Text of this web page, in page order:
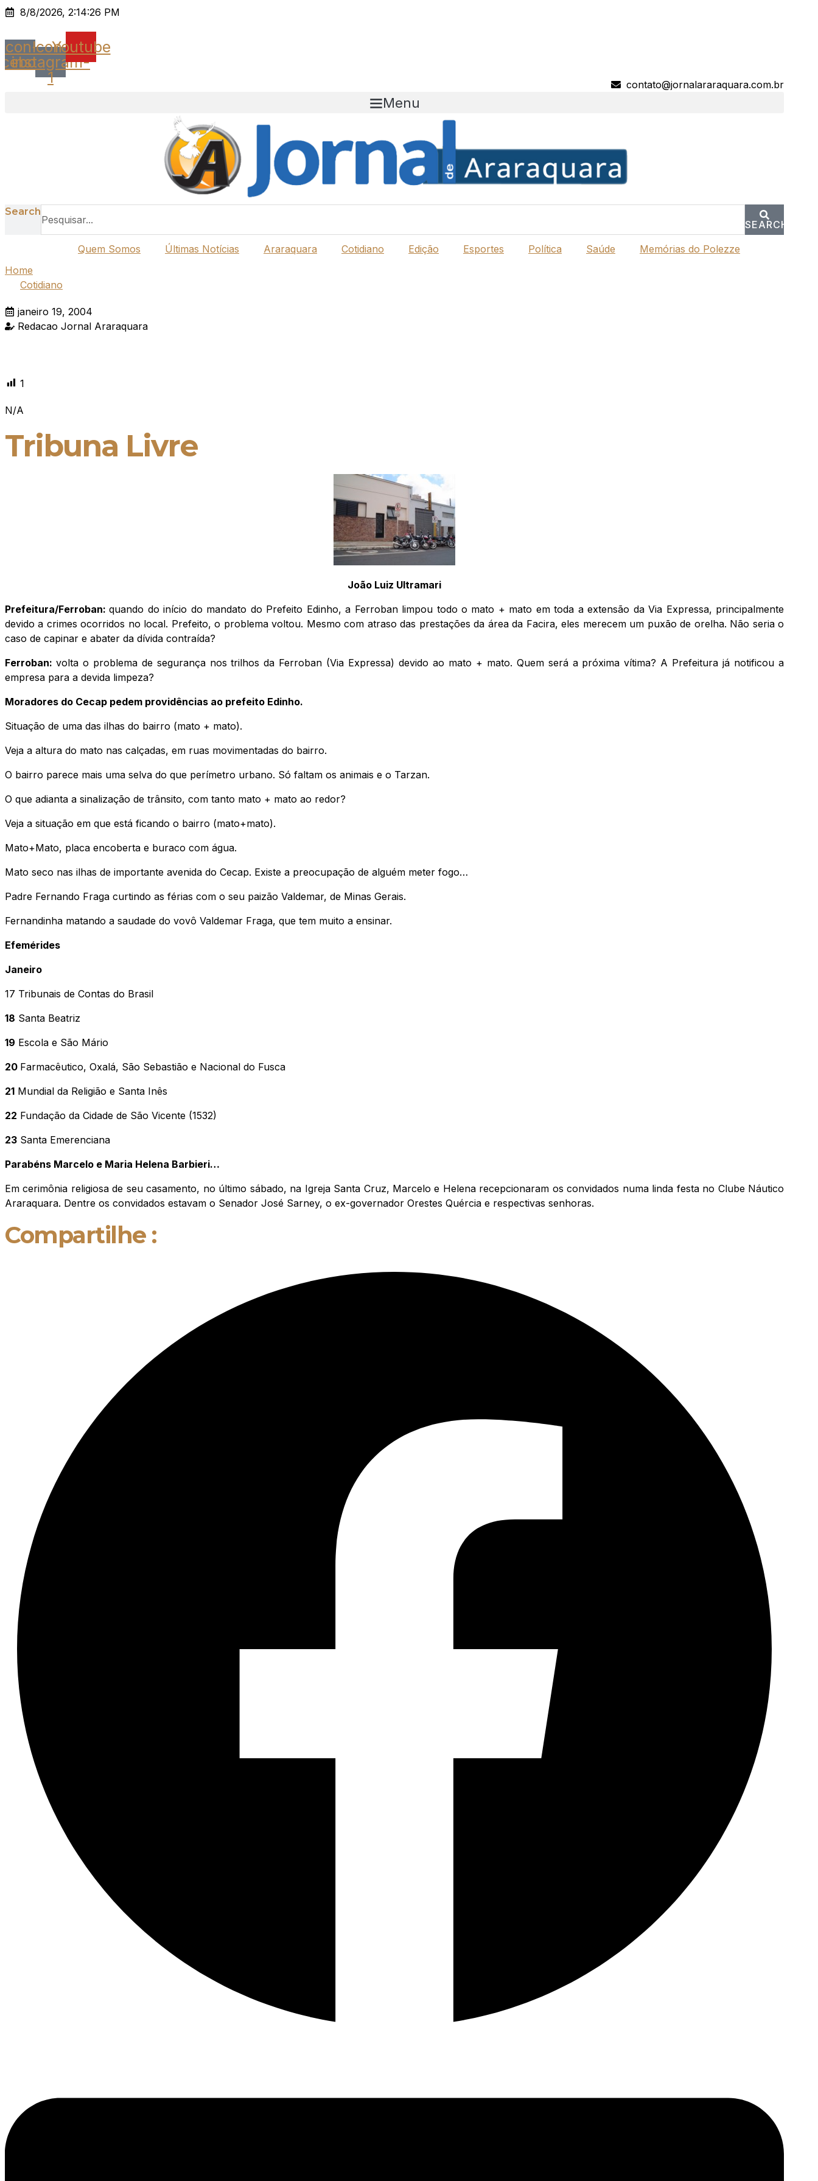
Ir
o
conteúdo
8/8/2026, 2:14:26 PM
Icon-Icon-
instagram-
1
Youtube
contato@jornalararaquara.com.br
Menu
Search
SEARCH
Quem Somos
Últimas Notícias Araraquara Cotidiano Edição Esportes Política Saúde
Memórias do Polezze
Home
Cotidiano
janeiro 19, 2004
Redacao Jornal Araraquara
1
N/A
Tribuna Livre
João Luiz Ultramari
Prefeitura/Ferroban:quando do início do mandato do Prefeito Edinho, a Ferroban limpou todo o mato + mato em toda a extensão da Via Expressa, principalmente
devido a crimes ocorridos no local. Prefeito, o problema voltou. Mesmo com atraso das prestações da área da Facira, eles merecem um puxão de orelha. Não seria o
caso de capinar e abater da dívida contraída?
Ferroban: volta o problema de segurança nos trilhos da Ferroban (Via Expressa) devido ao mato + mato. Quem será a próxima vítima? A Prefeitura já notificou a
empresa para a devida limpeza?
Moradores do Cecap pedem providências ao prefeito Edinho.
Situação de uma das ilhas do bairro (mato + mato).
Veja a altura do mato nas calçadas, em ruas movimentadas do bairro.
O bairro parece mais uma selva do que perímetro urbano. Só faltam os animais e o Tarzan.
O que adianta a sinalização de trânsito, com tanto mato + mato ao redor?
Veja a situação em que está ficando o bairro (mato+mato).
Mato+Mato, placa encoberta e buraco com água.
Mato seco nas ilhas de importante avenida do Cecap. Existe a preocupação de alguém meter fogo…
Padre Fernando Fraga curtindo as férias com o seu paizão Valdemar, de Minas Gerais.
Fernandinha matando a saudade do vovô Valdemar Fraga, que tem muito a ensinar.
Efemérides
Janeiro
17 Tribunais de Contas do Brasil
18 Santa Beatriz
19 Escola e São Mário
20 Farmacêutico, Oxalá, São Sebastião e Nacional do Fusca
21 Mundial da Religião e Santa Inês
22 Fundação da Cidade de São Vicente (1532)
23 Santa Emerenciana
Parabéns Marcelo e Maria Helena Barbieri…
Em cerimônia religiosa de seu casamento, no último sábado, na Igreja Santa Cruz, Marcelo e Helena recepcionaram os convidados numa linda festa no Clube Náutico
Araraquara. Dentre os convidados estavam o Senador José Sarney, o ex-governador Orestes Quércia e respectivas senhoras.
Compartilhe :